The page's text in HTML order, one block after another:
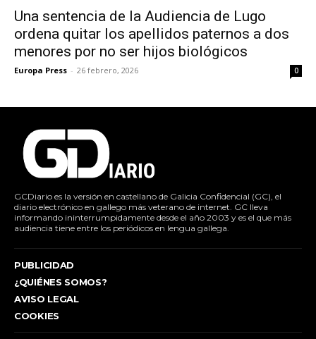
Una sentencia de la Audiencia de Lugo
ordena quitar los apellidos paternos a dos
menores por no ser hijos biológicos
Europa Press - 26 febrero, 2026 0
GCDiario es la versión en castellano de Galicia Confidencial (GC), el
diario electrónico en gallego más veterano de internet. GC lleva
informando ininterrumpidamente desde el año 2003 y es el que más
audiencia tiene entre los periódicos en lengua gallega.
PUBLICIDAD
¿QUIÉNES SOMOS?
AVISO LEGAL
COOKIES